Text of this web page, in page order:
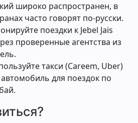
широко распространен, в
часто говорят по-русски.
поездки к Jebel Jais
проверенные агентства из
такси (Careem, Uber)
для поездок по